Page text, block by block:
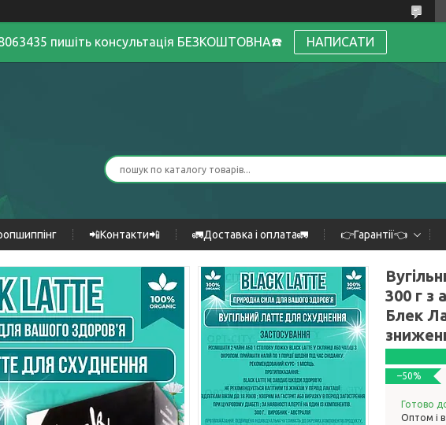
пишіть консультація БЕЗКОШТОВНА☎️ НАПИСАТИ
📲Контакти📲 🚛Доставка і оплата🚛 👉Гарантії👈
300 г з
Блек
–50%
Готово
Оптом і